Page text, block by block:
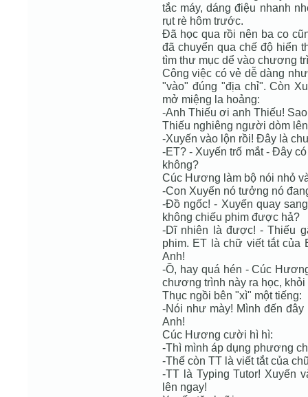
tắc máy, dáng điệu nhanh
rụt rè hôm trước.
Đã học qua rồi nên ba co
đã chuyển qua chế độ hiển
tìm thư mục dể vào chương
Công việc có vẻ dễ dàng
"vào" đúng "địa chỉ". Còn
mở miệng la hoảng:
-Anh Thiếu ơi anh Thiếu!
Thiếu nghiêng người dòm
-Xuyến vào lộn rồi! Đây là
-ET? - Xuyến trố mắt - Đây
không?
Cúc Hương làm bộ nói nhỏ
-Con Xuyến nó tưởng nó
-Đồ ngốc! - Xuyến quay
không chiếu phim được hả?
-Dĩ nhiên là được! - Thiếu
phim. ET là chữ viết tắt của
Anh!
-Ồ, hay quá hén - Cúc
chương trình này ra học,
Thục ngồi bên "xì" một tiếng:
-Nói như mày! Mình đến
Anh!
Cúc Hương cười hì hì:
-Thì mình áp dụng phương
-Thế còn TT là viết tắt của
-TT là Typing Tutor! Xuyến
lên ngay!